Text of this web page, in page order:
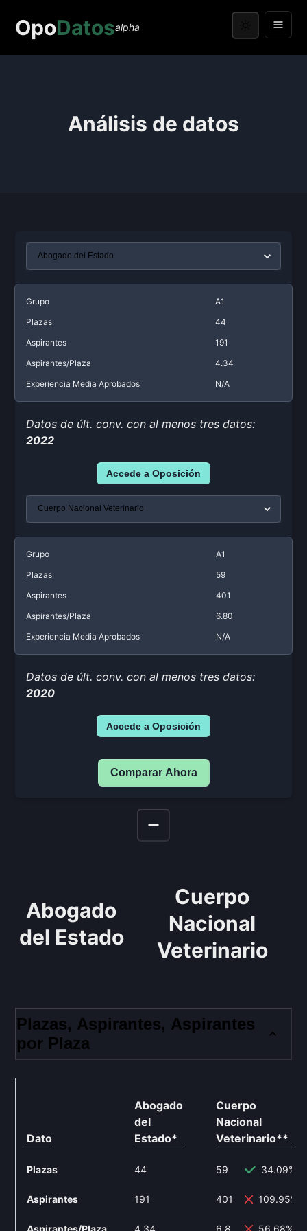
OpoDatosalpha
Análisis de datos
Grupo
A1
Plazas
44
Aspirantes
191
Aspirantes/Plaza
4.34
Experiencia Media Aprobados
N/A
Datos de últ. conv. con al menos tres datos:
2022
Accede a Oposición
Grupo
A1
Plazas
59
Aspirantes
401
Aspirantes/Plaza
6.80
Experiencia Media Aprobados
N/A
Datos de últ. conv. con al menos tres datos:
2020
Accede a Oposición
Comparar Ahora
Abogado
del Estado
Cuerpo
Nacional
Veterinario
Plazas, Aspirantes, Aspirantes
por Plaza
Dato
Abogado
del
Estado*
Plazas 44
Aspirantes 191
Aspirantes/Plaza 4.34
Cuerpo
Nacional
Veterinario**
59 34.09%
401 109.95%
6.8 56.68%